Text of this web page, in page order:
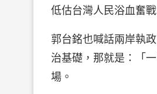
低估台灣人民浴血奮
郭台銘也喊話兩岸執
治基礎，那就是：「
場。